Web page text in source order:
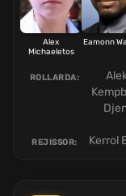
Alex
Michaeletos
Eamonn
ROLLARDA:
REJISSOR: Kerrol